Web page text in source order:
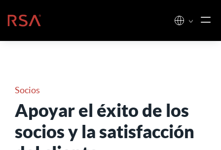
Inicio
Socios
Apoyar el éxito de los
socios y la satisfacción